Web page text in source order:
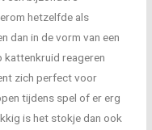
hetzelfde als
dan in de vorm van een
kattenkruid reageren
zich perfect voor
tijdens spel of er erg
is het stokje dan ook